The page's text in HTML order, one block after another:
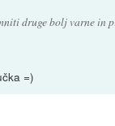
druge bolj varne in
=)